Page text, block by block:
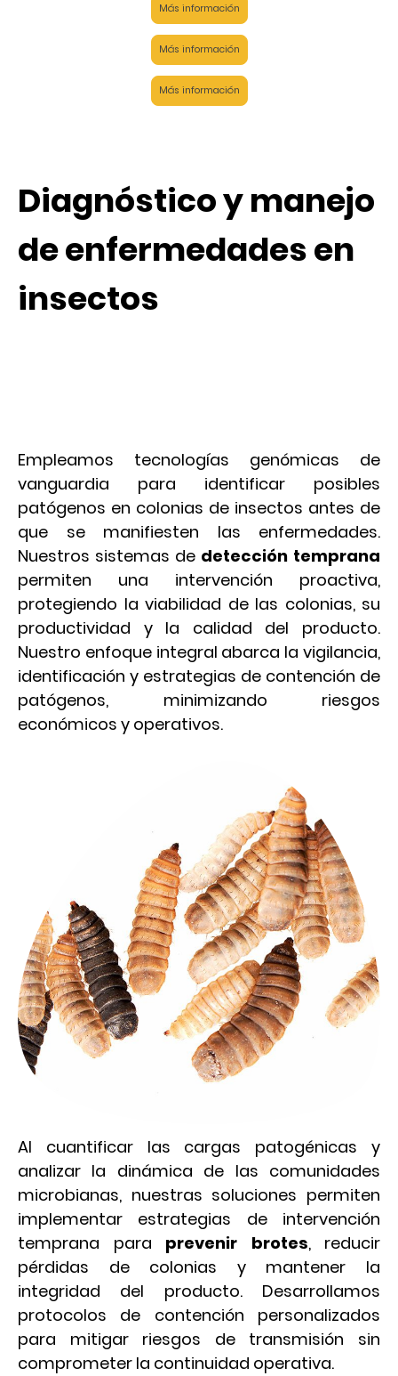
Más información
Más información
Más información
Diagnóstico y manejo
de enfermedades en
insectos
Empleamos tecnologías genómicas de
vanguardia para identificar posibles
patógenos en colonias de insectos antes de
que se manifiesten las enfermedades.
Nuestros sistemas de detección temprana
permiten una intervención proactiva,
protegiendo la viabilidad de las colonias, su
productividad y la calidad del producto.
Nuestro enfoque integral abarca la vigilancia,
identificación y estrategias de contención de
patógenos, minimizando riesgos
económicos y operativos.
Al cuantificar las cargas patogénicas y
analizar la dinámica de las comunidades
microbianas, nuestras soluciones permiten
implementar estrategias de intervención
temprana para prevenir brotes, reducir
pérdidas de colonias y mantener la
integridad del producto. Desarrollamos
protocolos de contención personalizados
para mitigar riesgos de transmisión sin
comprometer la continuidad operativa.